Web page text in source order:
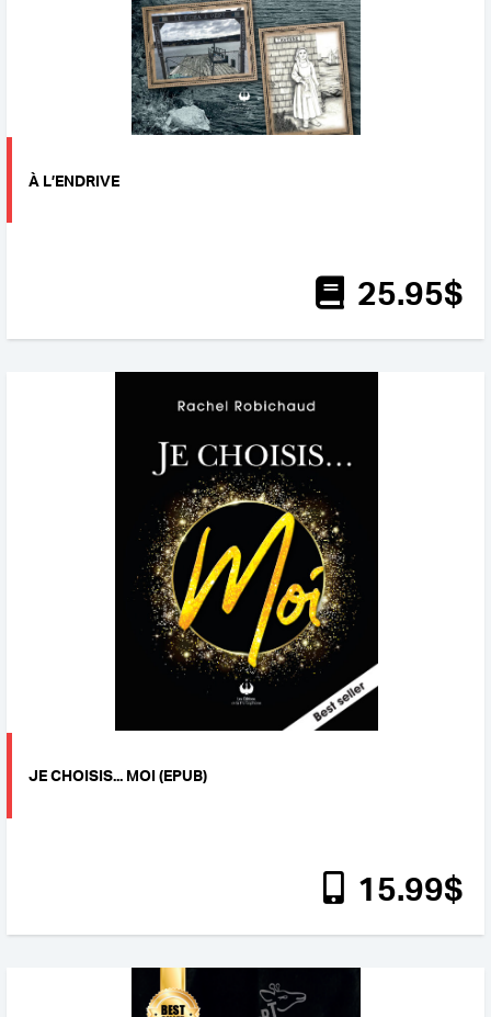
À L’ENDRIVE
25.95$
JE CHOISIS... MOI (EPUB)
15.99$